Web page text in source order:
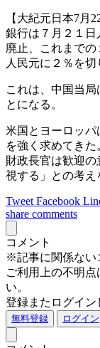
【大紀元日本7月
銀行は７月２１
廃止、これまでの
人民元に２％を切
これは、中国当
とになる。
米国とヨーロッ
を強く求めてき
財政長官は歓迎
視する」との考え
Tweet Facebook
share comments
コメント
※記事に関係ない
ご利用上の不明点
い。
登録またログイ
無料登録 ログイン